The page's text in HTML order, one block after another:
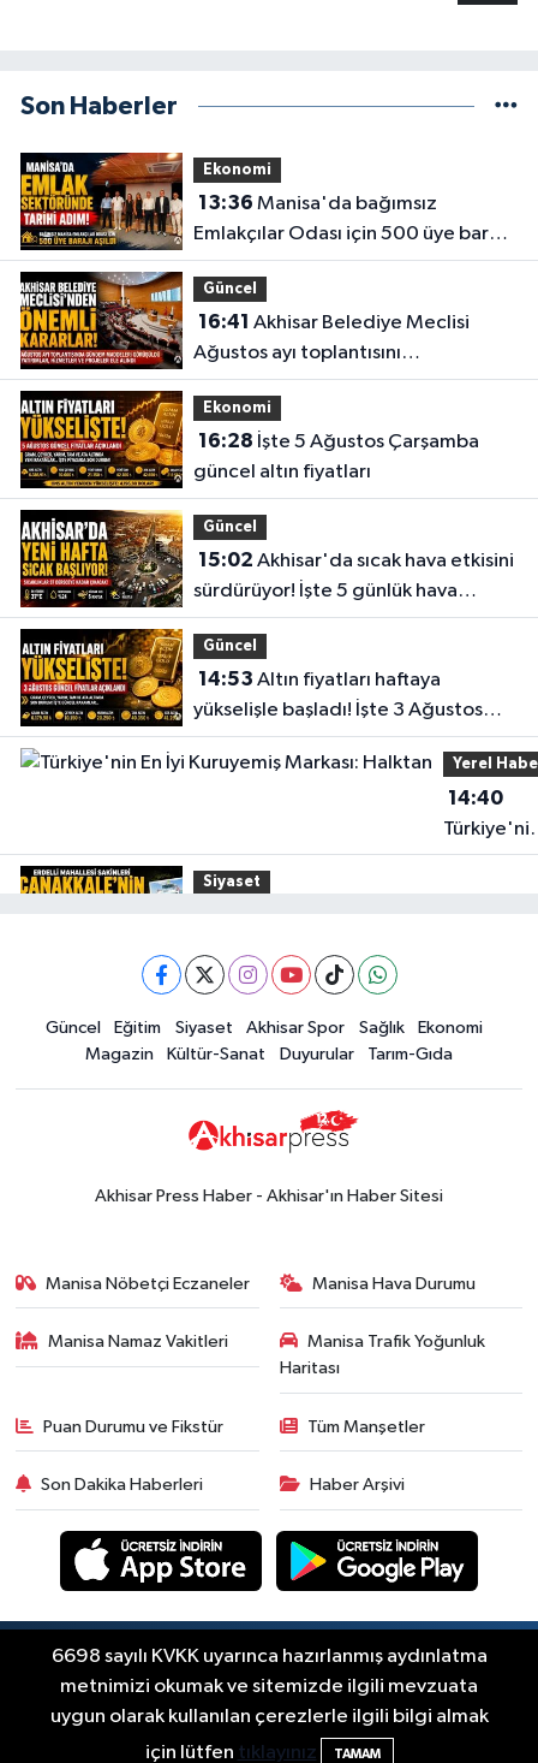
Son Haberler
Ekonomi
13:36
Emlakçılar Odası için 500 üye barajı
aşıldı
Güncel
16:41
Ağustos ayı toplantısını
gerçekleştirdi
Ekonomi
16:28
güncel altın fiyatları
Güncel
15:02
sürdürüyor! İşte 5 günlük hava
durumu
Güncel
14:53
yükselişle başladı! İşte 3 Ağustos
güncel fiyatlar
Yerel
14:40
En İyi
Siyaset
yaşadı
19:00Kadın ve Çocuk Giyimde Yeni
Dönem: Minik Terzi’den Anne-
Çocuk Stilini Tamamlayan
Koleksiyonlar
Güncel
18:57Akhisar'da Atatürk
Duyurular
ilgilendiriyor! Cuma günü elektrik
kesintisi uygulanacak
Alhatoğlu'ndan
Akhisargücü'ne sponsorluk desteği
devam ediyor
Ekonomi
14:54Manisalı iş insanlarından
Kazakistan atağı
Magazin
Akhisar'da Arifcan ve Büşra
Güncel Eğitim Siyaset Akhisar Spor Sağlık
Ekonomi
Magazin
Kültür-Sanat Duyurular Tarım-Gıda
Akhisar Press Haber - Akhisar'ın Haber Sitesi
Manisa Nöbetçi Eczaneler Manisa Hava Durumu
Manisa Namaz Vakitleri
Manisa Trafik Yoğunluk
Haritası
Puan Durumu ve Fikstür Tüm Manşetler
Son Dakika Haberleri Haber Arşivi
RSS
Copyright © Akhisar Press Haber 2012-2026 Her
hakkı saklıdır.
Haber Yazılımı:TE Bilişim
6698 sayılı KVKK uyarınca hazırlanmış aydınlatma
metnimizi okumak ve sitemizde ilgili mevzuata
uygun olarak kullanılan çerezlerle ilgili bilgi almak
için lütfen tıklayınız TAMAM